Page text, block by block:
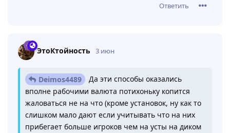
Ответить
ЭтоКтойность 3 июн
Deimos4489
Да эти способы оказались
вполне рабочими валюта потихоньку копится
жаловаться не на что (кроме установок, ну как то
слишком мало дают если учитывать что на них
прибегает больше игроков чем на усты на диком